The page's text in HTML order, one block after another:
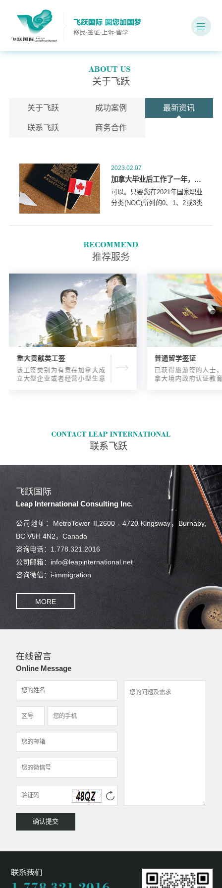
关于飞跃
关于飞跃 成功案例 最新资讯
联系飞跃 商务合作
2023.02.07
加拿大毕业后工作了一年，又回到了学校，可以申请经验类移民吗？
可以。只要您在2021年国家职业
分类(NOC)所列的0、1、2或3类
经验。您的工作经验必须是在我
之前的三年内在加拿大获得的。
推荐服务
重大贡献类工签
该工签类别为有意在加拿大成
立大型企业或者经营小型生意
普通留学签证
已获得旅游签的人士
拿大境内政府认证教
联系飞跃
飞跃国际
Leap International Consulting Inc.
公司地址：MetroTower II,2600 - 4720 Kingsway，Burnaby,
BC V5H 4N2，Canada
咨询电话：1.778.321.2016
公司邮箱：info@leapinternational.net
咨询微信：i-immigration
MORE
在线留言
Online Message